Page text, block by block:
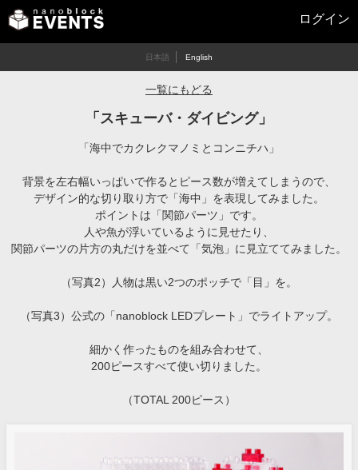
ログイン
日本語 English
一覧にもどる
「スキューバ・ダイビング」
「海中でカクレクマノミとコンニチハ」
背景を左右幅いっぱいで作るとピース数が増えてしまうので、
デザイン的な切り取り方で「海中」を表現してみました。
ポイントは「関節パーツ」です。
人や魚が浮いているように見せたり、
関節パーツの片方の丸だけを並べて「気泡」に見立ててみました。
（写真2）人物は黒い2つのポッチで「目」を。
（写真3）公式の「nanoblock LEDプレート」でライトアップ。
細かく作ったものを組み合わせて、
200ピースすべて使い切りました。
（TOTAL 200ピース）